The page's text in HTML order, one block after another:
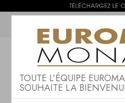
TOUTE L’ÉQUIPE
SOUHAITE LA